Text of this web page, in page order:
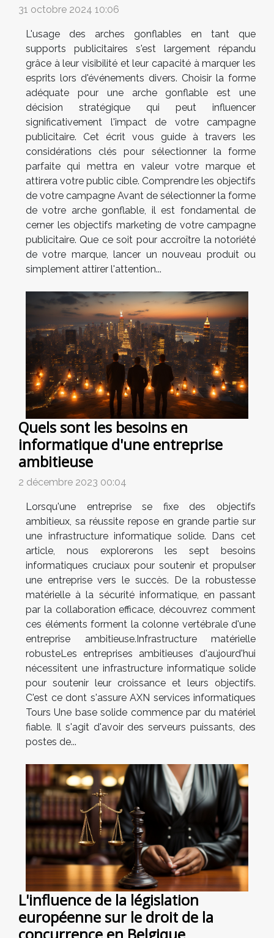
31 octobre 2024 10:06
L'usage des arches gonflables en tant que
supports publicitaires s'est largement répandu
grâce à leur visibilité et leur capacité à marquer les
esprits lors d'événements divers. Choisir la forme
adéquate pour une arche gonflable est une
décision stratégique qui peut influencer
significativement l'impact de votre campagne
publicitaire. Cet écrit vous guide à travers les
considérations clés pour sélectionner la forme
parfaite qui mettra en valeur votre marque et
attirera votre public cible. Comprendre les objectifs
de votre campagne Avant de sélectionner la forme
de votre arche gonflable, il est fondamental de
cerner les objectifs marketing de votre campagne
publicitaire. Que ce soit pour accroître la notoriété
de votre marque, lancer un nouveau produit ou
simplement attirer l'attention...
Quels sont les besoins en
informatique d'une entreprise
ambitieuse
2 décembre 2023 00:04
Lorsqu'une entreprise se fixe des objectifs
ambitieux, sa réussite repose en grande partie sur
une infrastructure informatique solide. Dans cet
article, nous explorerons les sept besoins
informatiques cruciaux pour soutenir et propulser
une entreprise vers le succès. De la robustesse
matérielle à la sécurité informatique, en passant
par la collaboration efficace, découvrez comment
ces éléments forment la colonne vertébrale d'une
entreprise ambitieuse.Infrastructure matérielle
robusteLes entreprises ambitieuses d'aujourd'hui
nécessitent une infrastructure informatique solide
pour soutenir leur croissance et leurs objectifs.
C'est ce dont s'assure AXN services informatiques
Tours Une base solide commence par du matériel
fiable. Il s'agit d'avoir des serveurs puissants, des
postes de...
L'influence de la législation
européenne sur le droit de la